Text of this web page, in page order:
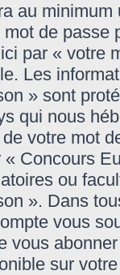
au
mot de
par « votre
Les
» sont
qui nous
votre mot
Concours
ou
». Dans
vous
vous
sur